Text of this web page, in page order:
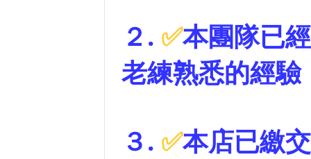
２ . ✅本團隊已
老練熟悉的經
３. ✅本店已繳交